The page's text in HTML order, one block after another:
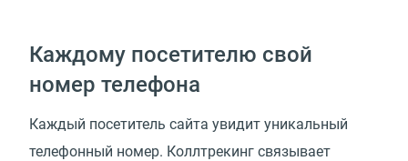
Каждому посетителю свой
номер телефона
Каждый посетитель сайта увидит уникальный
телефонный номер. Коллтрекинг связывает